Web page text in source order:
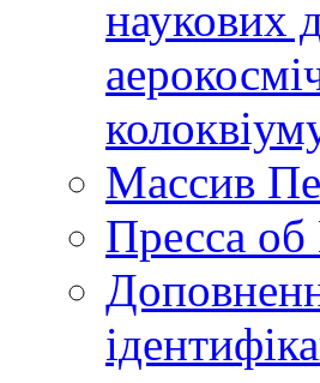
наукових
Массив
Пресса